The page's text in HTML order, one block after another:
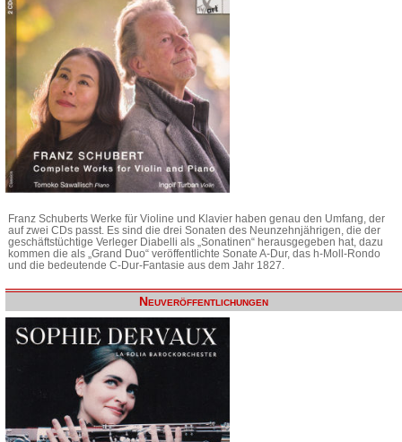
Franz Schuberts Werke für Violine und Klavier haben genau den Umfang, der
auf zwei CDs passt. Es sind die drei Sonaten des Neunzehnjährigen, die der
geschäftstüchtige Verleger Diabelli als „Sonatinen“ herausgegeben hat, dazu
kommen die als „Grand Duo“ veröffentlichte Sonate A-Dur, das h-Moll-Rondo
und die bedeutende C-Dur-Fantasie aus dem Jahr 1827.
Neuveröffentlichungen